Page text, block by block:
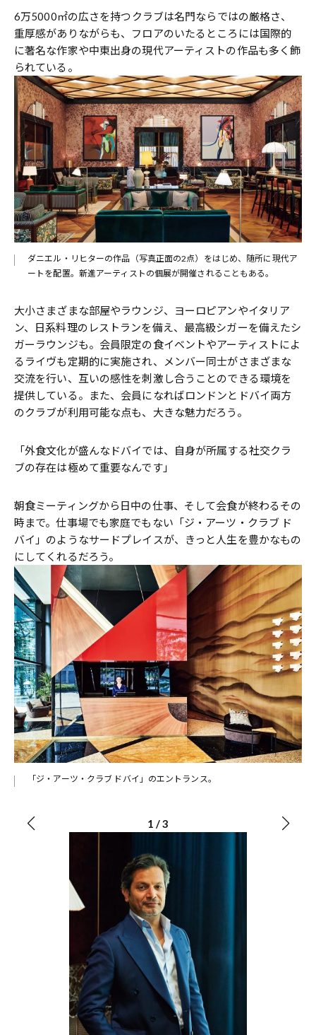
6万5000㎡の広さを持つクラブは名門ならではの厳格さ、
重厚感がありながらも、フロアのいたるところには国際的
に著名な作家や中東出身の現代アーティストの作品も多く飾
られている。
ダニエル・リヒターの作品（写真正面の2点）をはじめ、随所に現代ア
ートを配置。新進アーティストの個展が開催されることもある。
大小さまざまな部屋やラウンジ、ヨーロピアンやイタリア
ン、日系料理のレストランを備え、最高級シガーを備えたシ
ガーラウンジも。会員限定の食イベントやアーティストによ
るライヴも定期的に実施され、メンバー同士がさまざまな
交流を行い、互いの感性を刺激し合うことのできる環境を
提供している。また、会員になればロンドンとドバイ両方
のクラブが利用可能な点も、大きな魅力だろう。
「外食文化が盛んなドバイでは、自身が所属する社交クラ
ブの存在は極めて重要なんです」
朝食ミーティングから日中の仕事、そして会食が終わるその
時まで。仕事場でも家庭でもない「ジ・アーツ・クラブ ド
バイ」のようなサードプレイスが、きっと人生を豊かなもの
にしてくれるだろう。
「ジ・アーツ・クラブ ドバイ」のエントランス。
1 /3